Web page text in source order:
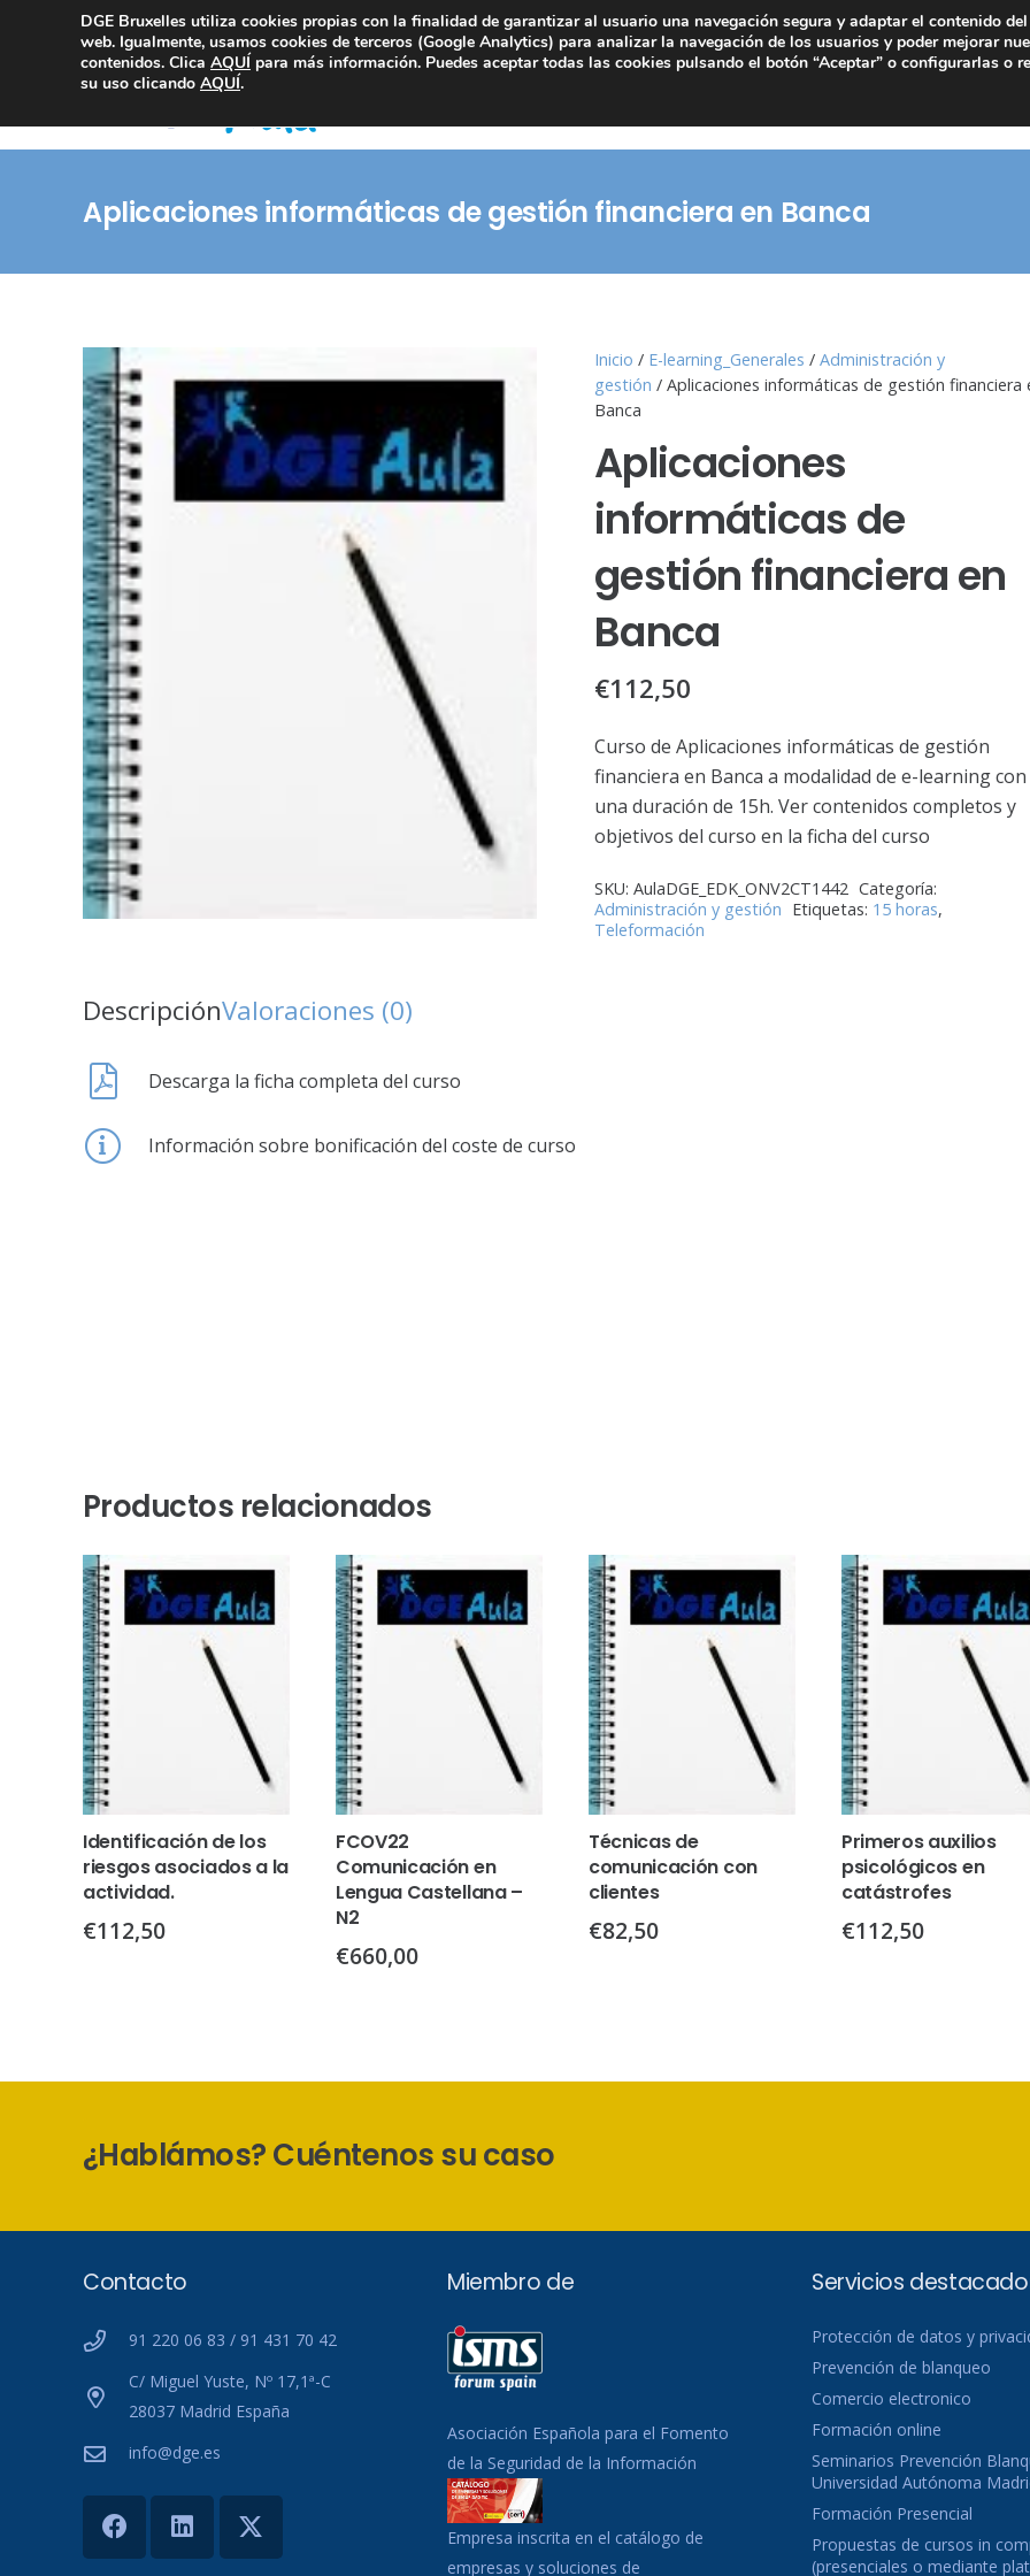
Consultoría Compliance
Aplicaciones informáticas de gestión financiera en Banca
Inicio / E-learning_Generales /Administración y
gestión / Aplicaciones informáticas de gestión financiera
Banca
Aplicaciones
informáticas de
gestión financiera en
Banca
€112,50
Curso de Aplicaciones informáticas de gestión
financiera en Banca a modalidad de e-learning con
una duración de 15h. Ver contenidos completos y
objetivos del curso en la ficha del curso
SKU:AulaDGE_EDK_ONV2CT1442 Categoría:
Administración y gestión Etiquetas: 15 horas,
Teleformación
DescripciónValoraciones (0)
Descarga la ficha completa del curso
Información sobre bonificación del coste de curso
Productos relacionados
Identificación de los
riesgos asociados a la
actividad.
€112,50
FCOV22
Comunicación en
Lengua Castellana –
N2
€660,00
Técnicas de
comunicación con
clientes
€82,50
Primeros auxilios
psicológicos en
catástrofes
€112,50
¿Hablámos? Cuéntenos su caso
Contacto
91 220 06 83 / 91 431 70 42
C/ Miguel Yuste, Nº 17,1ª-C
28037 Madrid España
info@dge.es
Miembro de
Asociación Española para el Fomento
de la Seguridad de la Información
Empresa inscrita en el catálogo de
empresas y soluciones de
Servicios
Protección de datos y
Prevención de blanqueo
Comercio electronico
Formación online
Seminarios Prevención
Universidad Autónoma
Formación Presencial
Propuestas de cursos in
(presenciales o mediante
DGE Bruxelles utiliza cookies propias con la finalidad de garantizar al usuario una navegación segura y adaptar el contenido
web. Igualmente, usamos cookies de terceros (Google Analytics) para analizar la navegación de los usuarios y poder mejorar
contenidos. Clica AQUÍ para más información. Puedes aceptar todas las cookies pulsando el botón “Aceptar” o configurarlas o
su uso clicando AQUÍ.